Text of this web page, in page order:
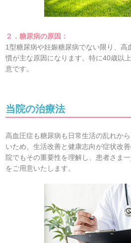
２．糖尿病の原因：
1型糖尿病や妊娠糖尿病でない限り、高
慣が主な原因になります。特に40歳以
意です。
当院の治療法
高血圧症も糖尿病も日常生活の乱れか
いため、生活改善と健康志向が症状改
院でもその重要性を理解し、患者さま
をご用意いたします。